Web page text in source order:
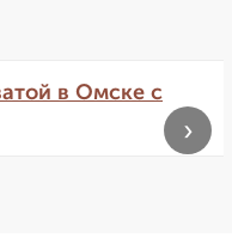
в Омске с
›